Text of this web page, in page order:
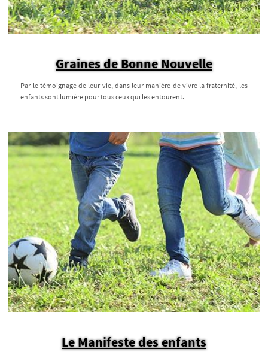
Graines de Bonne Nouvelle
Par le témoignage de leur vie, dans leur manière de vivre la fraternité, les
enfants sont lumière pour tous ceux qui les entourent.
Le Manifeste des enfants